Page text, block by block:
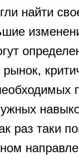
найти
рынок,
раз таки